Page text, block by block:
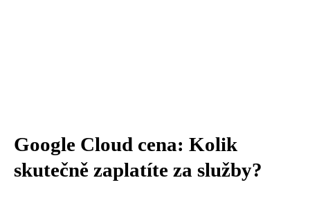
Google Cloud cena: Kolik
skutečně zaplatíte za služby?